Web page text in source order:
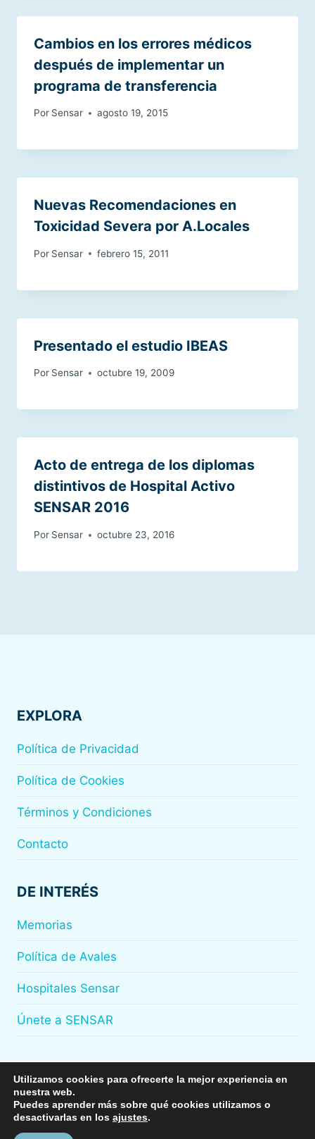
Cambios en los errores médicos
después de implementar un
programa de transferencia
Por Sensar agosto 19, 2015
Nuevas Recomendaciones en
Toxicidad Severa por A.Locales
Por Sensar febrero 15, 2011
Presentado el estudio IBEAS
Por Sensar octubre 19, 2009
Acto de entrega de los diplomas
distintivos de Hospital Activo
SENSAR 2016
Por Sensar octubre 23, 2016
EXPLORA
Política de Privacidad
Política de Cookies
Términos y Condiciones
Contacto
DE INTERÉS
Memorias
Política de Avales
Hospitales Sensar
Únete a SENSAR
© 2026Sensar
Utilizamos cookies para ofrecerte la mejor experiencia en
nuestra web.
Puedes aprender más sobre qué cookies utilizamos o
desactivarlas en los ajustes.